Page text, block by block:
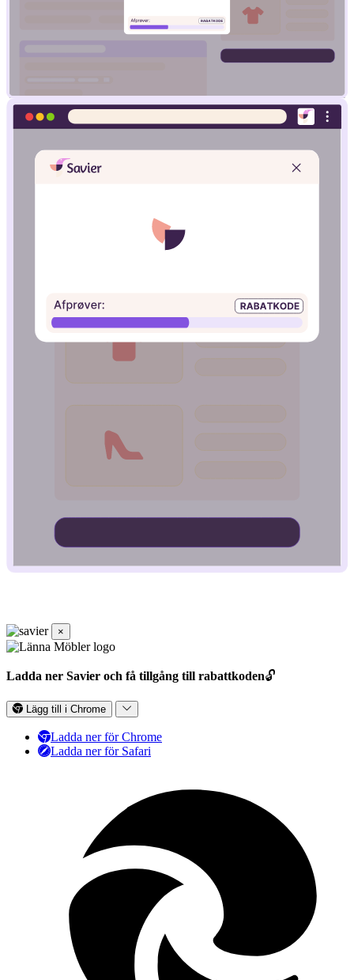
×
Ladda ner Savier och få tillgång till rabattkoden🔓
Lägg till i Chrome
Ladda ner för Chrome
Ladda ner för Safari